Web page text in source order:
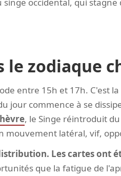
le zodiaque
entre 15h et 17h. C'est
jour commence à se
, le Singe réintroduit
mouvement latéral, vif,
Les cartes ont
que la fatigue de